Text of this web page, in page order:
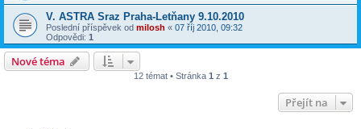
V. ASTRA Sraz Praha-Letňany 9.10.2010
Poslední příspěvek od milosh « 07 říj 2010, 09:32
Odpovědi: 1
Nové téma
12 témat • Stránka 1 z 1
Přejít na